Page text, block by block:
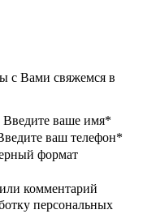
с Вами свяжемся в
Введите ваше имя*
ваш телефон*
формат
комментарий
персональных